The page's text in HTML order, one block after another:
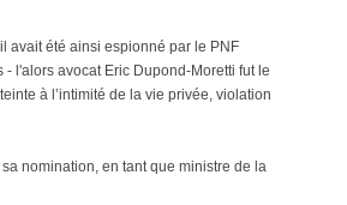
avait été ainsi espionné par le PNF
l'alors avocat Eric Dupond-Moretti fut le
à l’intimité de la vie privée, violation
nomination, en tant que ministre de la